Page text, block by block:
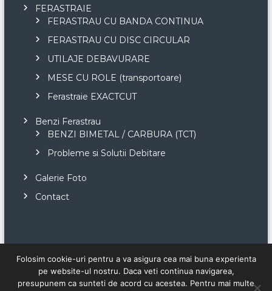
FERASTRAIE
FERASTRAU CU BANDA CONTINUA
FERASTRAU CU DISC CIRCULAR
UTILAJE DEBAVURARE
MESE CU ROLE (transportoare)
Ferastraie EXACTCUT
Benzi Ferastrau
BENZI BIMETAL / CARBURA (TCT)
Probleme si Solutii Debitare
Galerie Foto
Contact
Copyright © 2026BomarAll rights reserved. Theme: Flashby
Folosim cookie-uri pentru a va asigura cea mai buna experienta
pe website-ul nostru. Daca veti continua navigarea,
presupunem ca sunteti de acord cu acestea. Pentru mai multe